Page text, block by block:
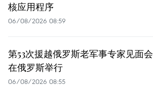
核应用程序
06/08/2026 08:59
第53次援越俄罗斯老军事专家见面会
在俄罗斯举行
06/08/2026 08:55